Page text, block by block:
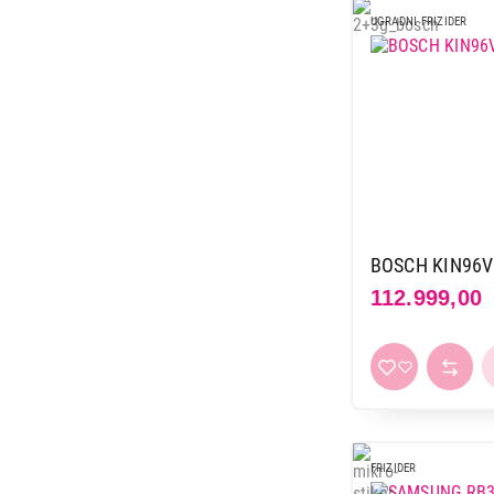
UGRADNI FRIZIDER
BOSCH
112.999,00
FRIZIDER